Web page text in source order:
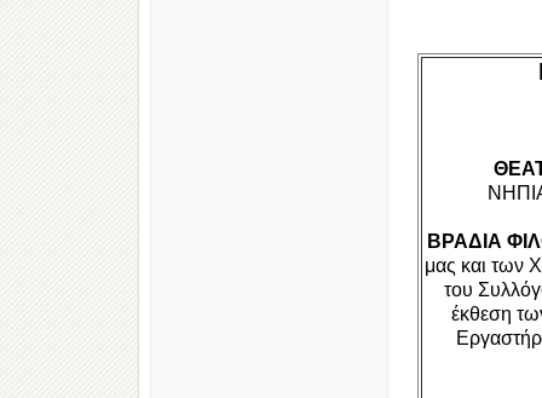
ΒΡΑΔΙΑ
μας και των
του
έκθεση